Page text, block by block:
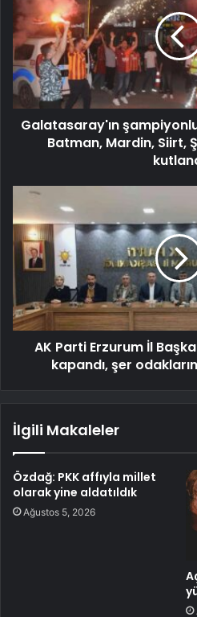
Galatasaray'ın
Batman, Mardin, Siirt,
AK Parti Erzurum İl
kapandı, şer
İlgili Makaleler
Özdağ: PKK affıyla millet
olarak yine aldatıldık
Ağustos 5, 2026